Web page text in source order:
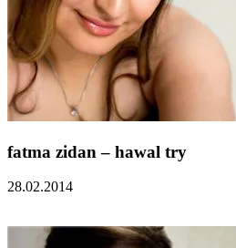
fatma zidan – hawal try
28.02.2014